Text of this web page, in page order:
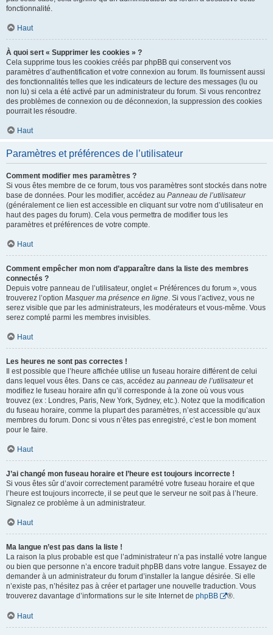
fonctionnalité.
Haut
À quoi sert « Supprimer les cookies » ?
Cela supprime tous les cookies créés par phpBB qui conservent vos
paramètres d’authentification et votre connexion au forum. Ils fournissent aussi
des fonctionnalités telles que les indicateurs de lecture des messages (lu ou
non lu) si cela a été activé par un administrateur du forum. Si vous rencontrez
des problèmes de connexion ou de déconnexion, la suppression des cookies
pourrait les résoudre.
Haut
Paramètres et préférences de l’utilisateur
Comment modifier mes paramètres ?
Si vous êtes membre de ce forum, tous vos paramètres sont stockés dans notre
base de données. Pour les modifier, accédez au Panneau de l’utilisateur
(généralement ce lien est accessible en cliquant sur votre nom d’utilisateur en
haut des pages du forum). Cela vous permettra de modifier tous les
paramètres et préférences de votre compte.
Haut
Comment empêcher mon nom d’apparaître dans la liste des membres
connectés ?
Depuis votre panneau de l’utilisateur, onglet « Préférences du forum », vous
trouverez l’option Masquer ma présence en ligne. Si vous l’activez, vous ne
serez visible que par les administrateurs, les modérateurs et vous-même. Vous
serez compté parmi les membres invisibles.
Haut
Les heures ne sont pas correctes !
Il est possible que l’heure affichée utilise un fuseau horaire différent de celui
dans lequel vous êtes. Dans ce cas, accédez au panneau de l’utilisateuret
modifiez le fuseau horaire afin qu’il corresponde à la zone où vous vous
trouvez (ex : Londres, Paris, New York, Sydney, etc.). Notez que la modification
du fuseau horaire, comme la plupart des paramètres, n’est accessible qu’aux
membres du forum. Donc si vous n’êtes pas enregistré, c’est le bon moment
pour le faire.
Haut
J’ai changé mon fuseau horaire et l’heure est toujours incorrecte !
Si vous êtes sûr d’avoir correctement paramétré votre fuseau horaire et que
l’heure est toujours incorrecte, il se peut que le serveur ne soit pas à l’heure.
Signalez ce problème à un administrateur.
Haut
Ma langue n’est pas dans la liste !
La raison la plus probable est que l’administrateur n’a pas installé votre langue
ou bien que personne n’a encore traduit phpBB dans votre langue. Essayez de
demander à un administrateur du forum d’installer la langue désirée. Si elle
n’existe pas, n’hésitez pas à créer et partager une nouvelle traduction. Vous
trouverez davantage d’informations sur le site Internet de phpBB ®.
Haut